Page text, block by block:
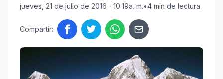
jueves, 21 de julio de 2016 - 10:19a. m.•4 min de lectura
Compartir: